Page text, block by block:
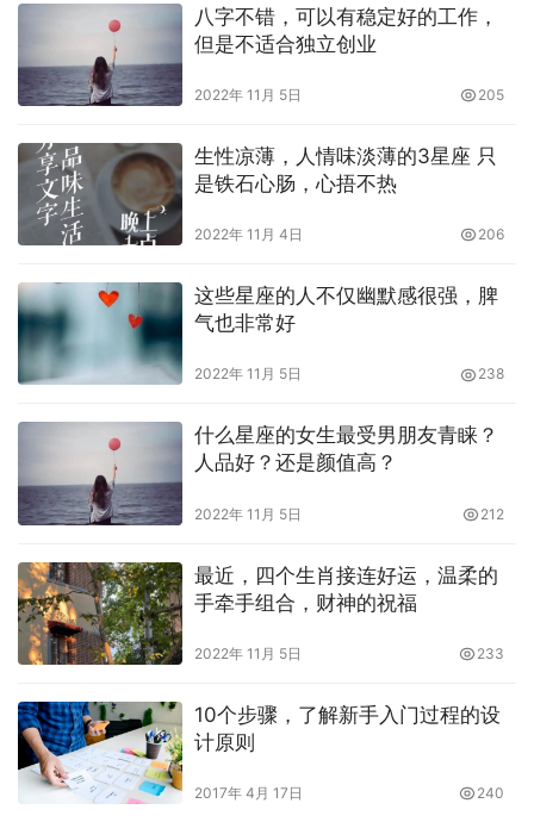
八字不错，可以有稳定好的工作，
但是不适合独立创业
2022年 11月 5日 205
生性凉薄，人情味淡薄的3星座 只
是铁石心肠，心捂不热
2022年 11月 4日 206
这些星座的人不仅幽默感很强，脾
气也非常好
2022年 11月 5日 238
什么星座的女生最受男朋友青睐？
人品好？还是颜值高？
2022年 11月 5日 212
最近，四个生肖接连好运，温柔的
手牵手组合，财神的祝福
2022年 11月 5日 233
10个步骤，了解新手入门过程的设
计原则
2017年 4月 17日 240